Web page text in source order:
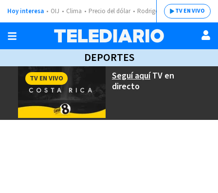
Hoy interesa OIJ Clima Precio del dólar Rodrigo ChavesTV EN VIVO
DEPORTES
Seguí aquíTV en
directo
TV EN VIVO